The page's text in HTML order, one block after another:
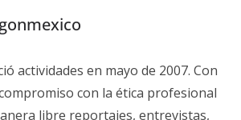
actividades en mayo de 2007. Con
con la ética profesional
libre reportajes, entrevistas,